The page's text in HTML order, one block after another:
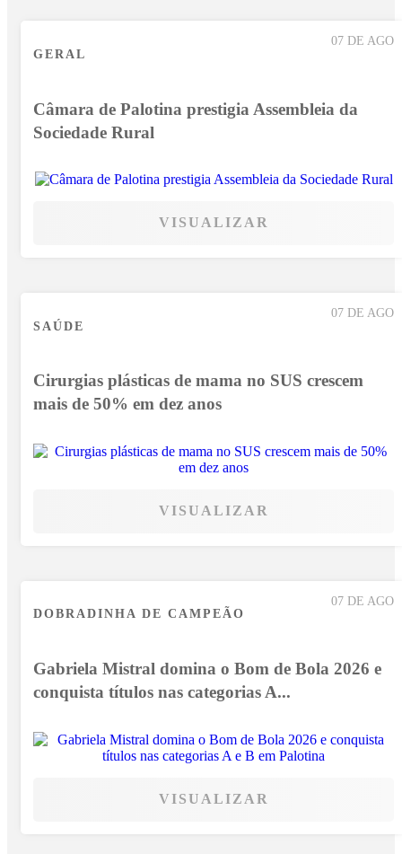
07 DE AGO
GERAL
Câmara de Palotina prestigia Assembleia da
Sociedade Rural
VISUALIZAR
07 DE AGO
SAÚDE
Cirurgias plásticas de mama no SUS crescem
mais de 50% em dez anos
VISUALIZAR
07 DE AGO
DOBRADINHA DE CAMPEÃO
Gabriela Mistral domina o Bom de Bola 2026 e
conquista títulos nas categorias A...
VISUALIZAR